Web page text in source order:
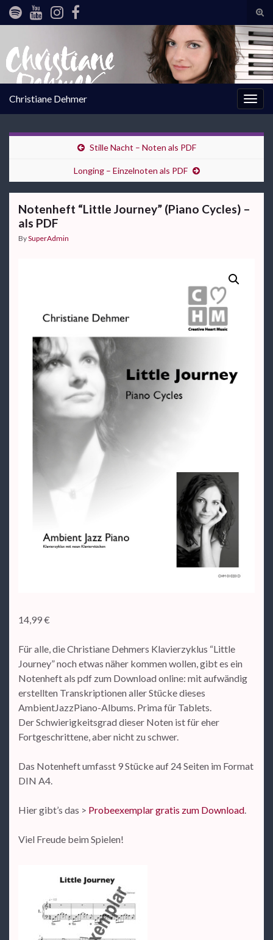
Christiane Dehmer
Stille Nacht – Noten als PDF
Longing – Einzelnoten als PDF
Notenheft “Little Journey” (Piano Cycles) –
als PDF
BySuperAdmin
14,99€
Für alle, die Christiane Dehmers Klavierzyklus “Little
Journey” noch etwas näher kommen wollen, gibt es ein
Notenheft als pdf zum Download online: mit aufwändig
erstellten Transkriptionen aller Stücke dieses
AmbientJazzPiano-Albums. Prima für Tablets.
Der Schwierigkeitsgrad dieser Noten ist für eher
Fortgeschrittene, aber nicht zu schwer.
Das Notenheft umfasst 9 Stücke auf 24 Seiten im Format
DIN A4.
Hier gibt’s das > Probeexemplar gratis zum Download.
Viel Freude beim Spielen!